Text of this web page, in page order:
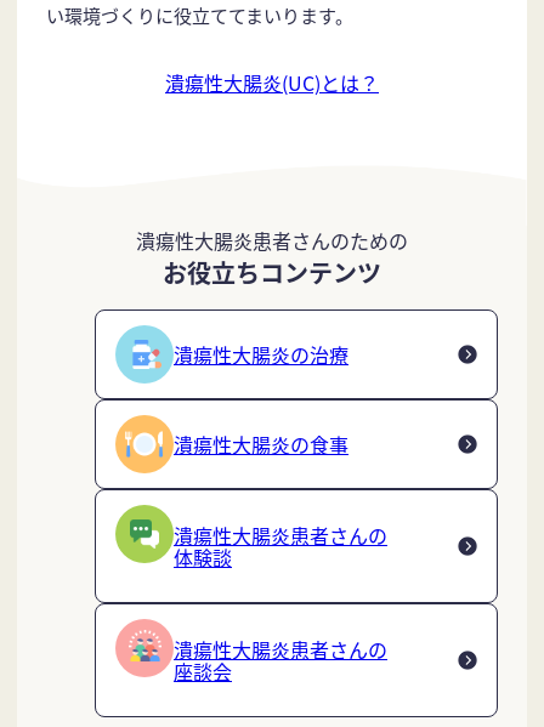
い環境づくりに役立ててまいります。
潰瘍性大腸炎(UC)とは？
潰瘍性大腸炎患者さんのための
お役立ちコンテンツ
潰瘍性大腸炎の治療
潰瘍性大腸炎の食事
潰瘍性大腸炎患者さんの
体験談
潰瘍性大腸炎患者さんの
座談会